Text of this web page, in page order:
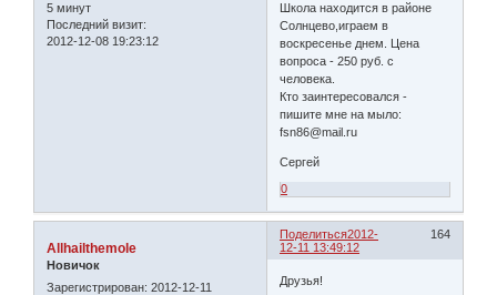
5 минут
Последний визит:
2012-12-08 19:23:12
Школа находится в районе
Солнцево,играем в
воскресенье днем. Цена
вопроса - 250 руб. с
человека.
Кто заинтересовался -
пишите мне на мыло:
fsn86@mail.ru
Сергей
0
Поделиться 164
2012-
12-11 13:49:12
Allhailthemole
Новичок
Зарегистрирован: 2012-12-11
Друзья!